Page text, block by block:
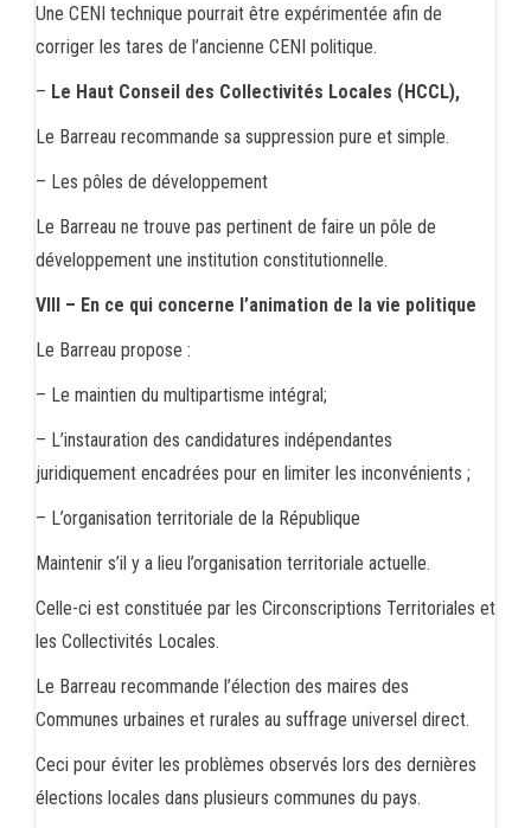
Une CENI technique pourrait être expérimentée afin de
corriger les tares de l’ancienne CENI politique.
– Le Haut Conseil des Collectivités Locales (HCCL),
Le Barreau recommande sa suppression pure et simple.
– Les pôles de développement
Le Barreau ne trouve pas pertinent de faire un pôle de
développement une institution constitutionnelle.
VIII – En ce qui concerne l’animation de la vie politique
Le Barreau propose :
– Le maintien du multipartisme intégral;
– L’instauration des candidatures indépendantes
juridiquement encadrées pour en limiter les inconvénients ;
– L’organisation territoriale de la République
Maintenir s’il y a lieu l’organisation territoriale actuelle.
Celle-ci est constituée par les Circonscriptions Territoriales et
les Collectivités Locales.
Le Barreau recommande l’élection des maires des
Communes urbaines et rurales au suffrage universel direct.
Ceci pour éviter les problèmes observés lors des dernières
élections locales dans plusieurs communes du pays.